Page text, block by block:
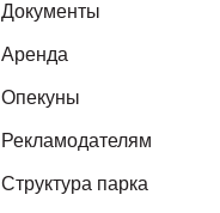
Документы
Аренда
Опекуны
Рекламодателям
Структура парка